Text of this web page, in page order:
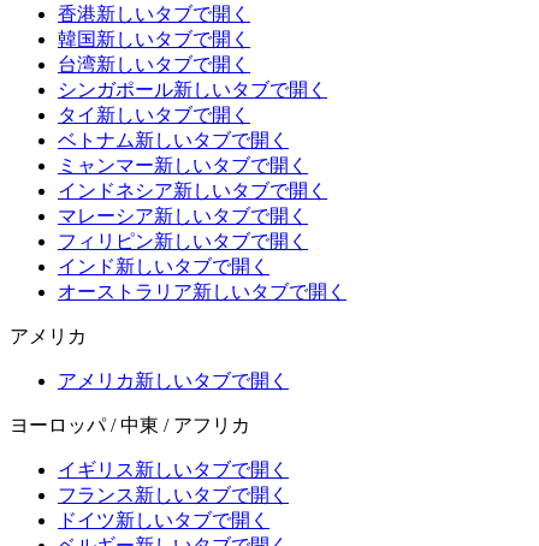
香港新しいタブで開く
韓国新しいタブで開く
台湾新しいタブで開く
シンガポール新しいタブで開く
タイ 新しいタブで開く
ベトナム新しいタブで開く
ミャンマー新しいタブで開く
インドネシア新しいタブで開く
マレーシア新しいタブで開く
フィリピン新しいタブで開く
インド新しいタブで開く
オーストラリア新しいタブで開く
アメリカ
アメリカ新しいタブで開く
ヨーロッパ / 中東 / アフリカ
イギリス新しいタブで開く
フランス新しいタブで開く
ドイツ新しいタブで開く